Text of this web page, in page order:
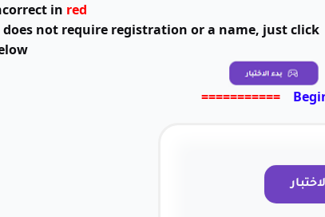
in red
not require registration or a name, just click
===========